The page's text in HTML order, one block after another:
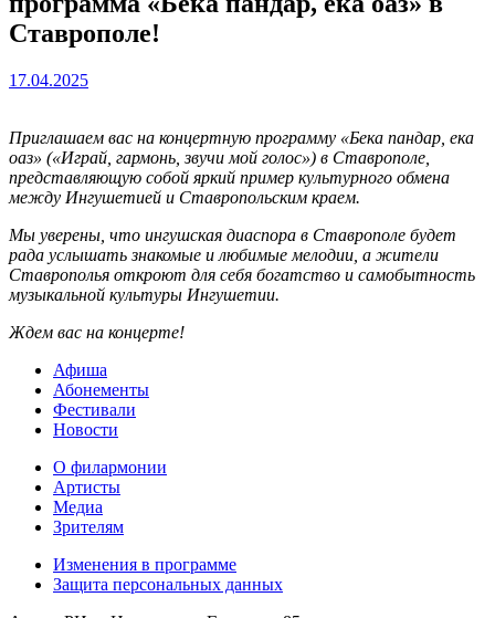
Ставрополе!
17.04.2025
Приглашаем вас на концертную программу «Бека пандар, ека
оаз» («Играй, гармонь, звучи мой голос») в Ставрополе,
представляющую собой яркий пример культурного обмена
между Ингушетией и Ставропольским краем.
Мы уверены, что ингушская диаспора в Ставрополе будет
рада услышать знакомые и любимые мелодии, а жители
Ставрополья откроют для себя богатство и самобытность
музыкальной культуры Ингушетии.
Ждем вас на концерте!
Афиша
Абонементы
Фестивали
Новости
О филармонии
Артисты
Медиа
Зрителям
Изменения в программе
Защита персональных данных